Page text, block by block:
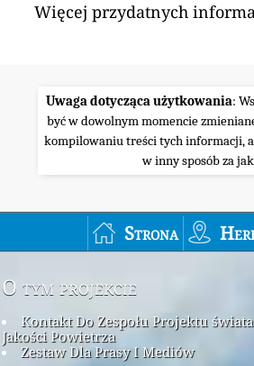
Więcej przydatnych
Uwaga dotycząca użytkowania:
być w dowolnym momencie
kompilowaniu treści tych informacji,
w inny sposób za
Strona
O tym projekcie
Kontakt Do Zespołu Projektu
Jakości Powietrza
Zestaw Dla Prasy I Mediów